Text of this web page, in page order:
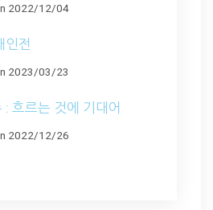
2022/12/04
인전
2023/03/23
: 흐르는 것에 기대어
2022/12/26